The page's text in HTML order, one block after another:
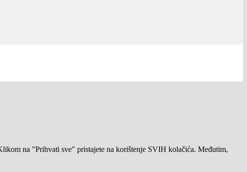
na "Prihvati sve" pristajete na korištenje SVIH kolačića. Međutim,